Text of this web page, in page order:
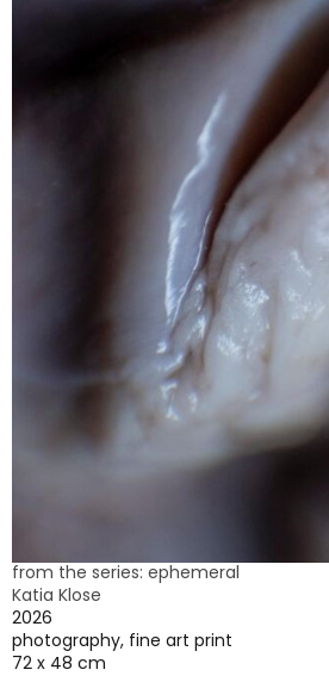
from the series: ephemeral
Katia Klose
2026
photography, fine art print
72 x 48 cm